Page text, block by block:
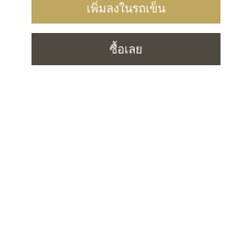
เพิ่มลงในรถเข็น
ซื้อเลย